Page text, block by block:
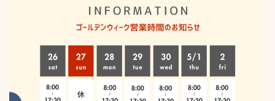
窓まわり
私たちの取り組み